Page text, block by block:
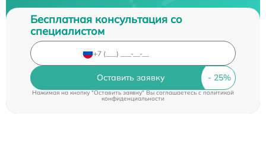
Бесплатная консультация со
специалистом
Оставить заявку
Нажимая на кнопку "Оставить заявку" Вы соглашаетесь cполитикой
конфиденциальности